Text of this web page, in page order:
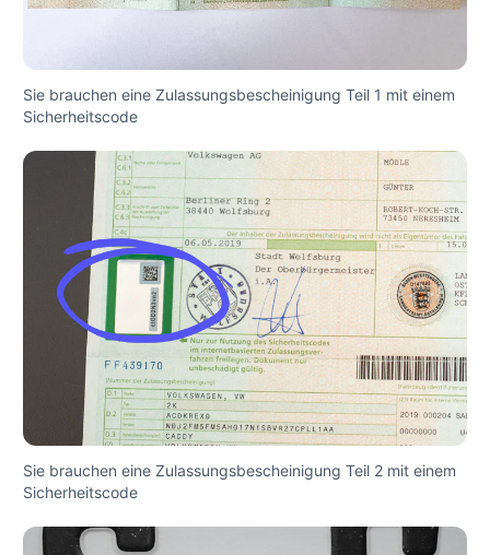
Sie brauchen eine Zulassungsbescheinigung Teil 1 mit einem
Sicherheitscode
Sie brauchen eine Zulassungsbescheinigung Teil 2 mit einem
Sicherheitscode